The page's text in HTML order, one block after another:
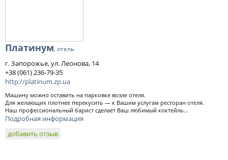
Платинум, отель
г. Запорожье, ул. Леонова, 14
+38 (061) 236-79-35
http://platinum.zp.ua
Машину можно оставить на парковке возле отеля.
Для желающих плотнее перекусить — к Вашим услугам ресторан отеля.
Наш профессиональный барист сделает Ваш любимый коктейль...
Подробная информация
добавить отзыв